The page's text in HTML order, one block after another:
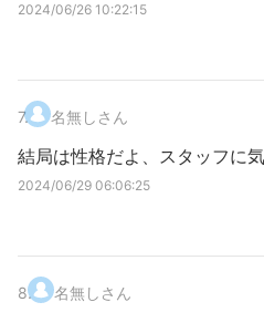
2024/06/26 10:22:15
7. 名無しさん
結局は性格だよ、スタッフに
2024/06/29 06:06:25
8. 名無しさん